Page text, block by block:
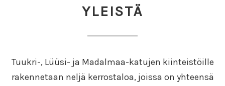
YLEISTÄ
Tuukri-, Lüüsi- ja Madalmaa-katujen kiinteistöille
rakennetaan neljä kerrostaloa, joissa on yhteensä